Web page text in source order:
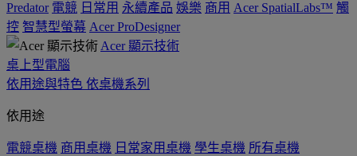
Predator 電競 日常用 永續產品 娛樂 商用 Acer SpatialLabs™ 觸
控 智慧型螢幕 Acer ProDesigner
Acer 顯示技術
桌上型電腦
依用途與特色 依桌機系列
依用途
電競桌機 商用桌機 日常家用桌機 學生桌機 所有桌機